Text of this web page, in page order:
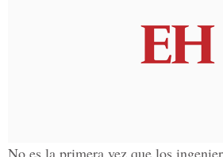
No es la primera vez que los